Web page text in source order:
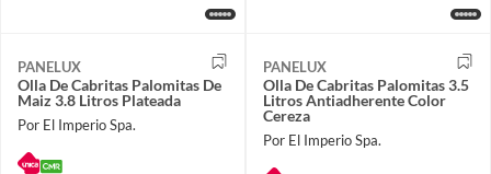
PANELUX
Olla De Cabritas Palomitas De
Maiz 3.8 Litros Plateada
Por El Imperio Spa.
PANELUX
Olla De Cabritas Palomitas 3.5
Litros Antiadherente Color
Cereza
Por El Imperio Spa.